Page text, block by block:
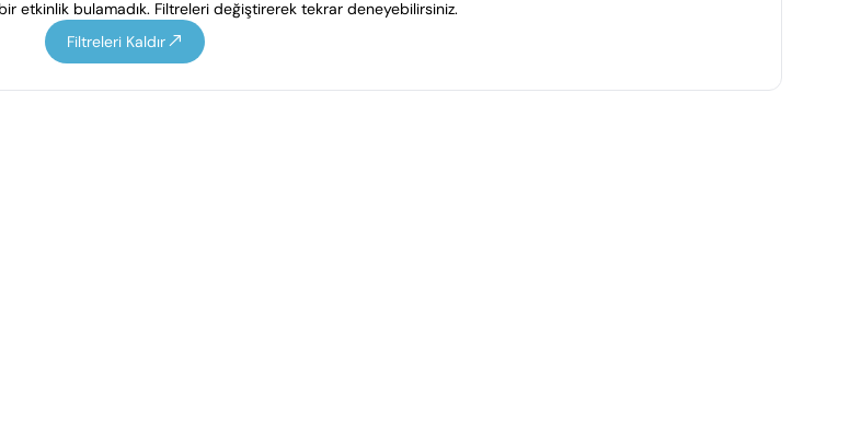
etkinlik bulamadık. Filtreleri değiştirerek tekrar deneyebilirsiniz.
Filtreleri Kaldır